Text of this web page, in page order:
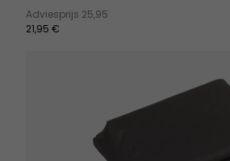
Adviesprijs 25,95
21,95 €